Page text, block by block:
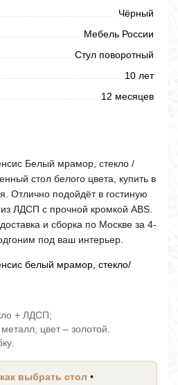
Чёрный
Мебель России
Стул поворотный
10 лет
12 месяцев
Белый мрамор, стекло /
стол белого цвета, купить в
Отлично подойдёт в гостиную
ЛДСП с прочной кромкой ABS.
и сборка по Москве за 4-
под ваш интерьер.
белый мрамор, стекло/
+ ЛДСП;
цвет – золотой.
как выбрать стол •